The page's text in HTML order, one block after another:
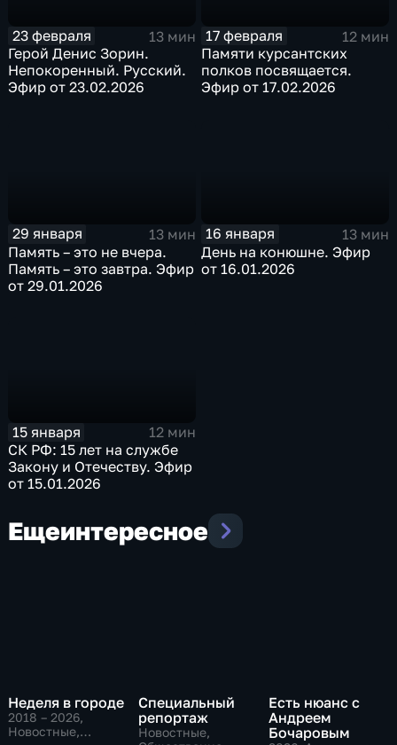
23 февраля
13 мин
Герой Денис Зорин.
Непокоренный. Русский.
Эфир от 23.02.2026
17 февраля
12 мин
Памяти курсантских
полков посвящается.
Эфир от 17.02.2026
29 января
13 мин
Память – это не вчера.
Память – это завтра. Эфир
от 29.01.2026
16 января
13 мин
День на конюшне. Эфир
от 16.01.2026
15 января
12 мин
СК РФ: 15 лет на службе
Закону и Отечеству. Эфир
от 15.01.2026
Ещеинтересное
Неделя в городе
2018 – 2026,
Новостные,
Специальный
репортаж
Новостные,
Есть нюанс с
Андреем
Бочаровым